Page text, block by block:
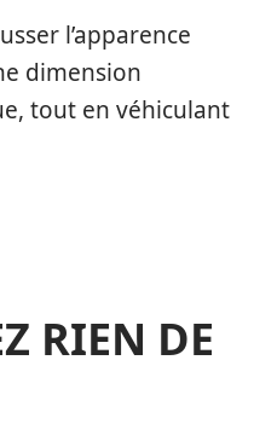
l’apparence
dimension
tout en véhiculant
RIEN DE